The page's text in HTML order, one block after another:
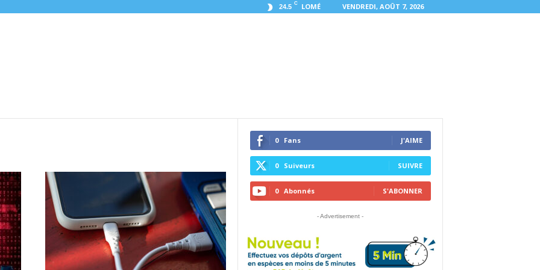
24.5 C LOMÉ VENDREDI, AOÛT 7, 2026
0 Fans J'AIME
0 Suiveurs SUIVRE
0 Abonnés S'ABONNER
- Advertisement -